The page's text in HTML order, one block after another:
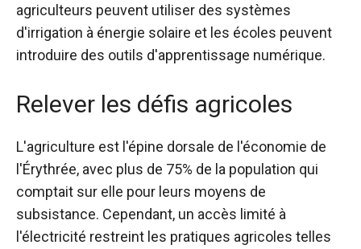
agriculteurs peuvent utiliser des systèmes
d'irrigation à énergie solaire et les écoles peuvent
introduire des outils d'apprentissage numérique.
Relever les défis agricoles
L'agriculture est l'épine dorsale de l'économie de
l'Érythrée, avec plus de 75% de la population qui
comptait sur elle pour leurs moyens de
subsistance. Cependant, un accès limité à
l'électricité restreint les pratiques agricoles telles